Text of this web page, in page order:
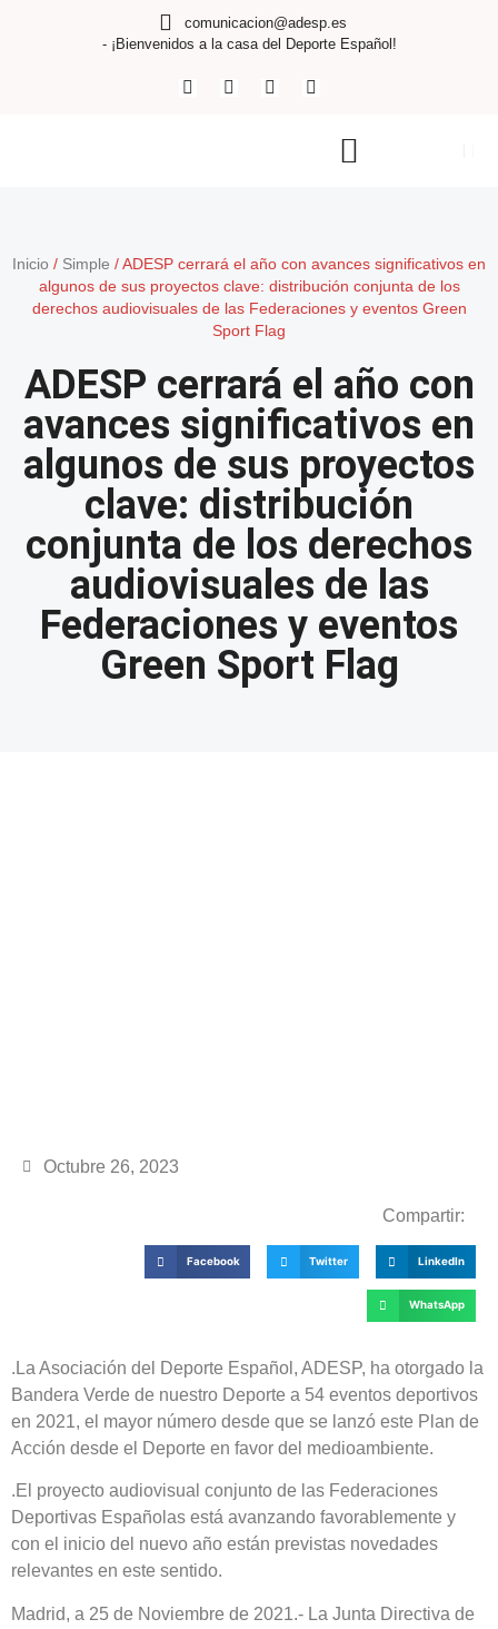
comunicacion@adesp.es
- ¡Bienvenidos a la casa del Deporte Español!
Inicio / Simple / ADESP cerrará el año con avances significativos en
algunos de sus proyectos clave: distribución conjunta de los
derechos audiovisuales de las Federaciones y eventos Green
Sport Flag
ADESP cerrará el año con
avances significativos en
algunos de sus proyectos
clave: distribución
conjunta de los derechos
audiovisuales de las
Federaciones y eventos
Green Sport Flag
Octubre 26, 2023
Compartir:
Facebook Twitter LinkedIn
WhatsApp
.La Asociación del Deporte Español, ADESP, ha otorgado la
Bandera Verde de nuestro Deporte a 54 eventos deportivos
en 2021, el mayor número desde que se lanzó este Plan de
Acción desde el Deporte en favor del medioambiente.
.El proyecto audiovisual conjunto de las Federaciones
Deportivas Españolas está avanzando favorablemente y
con el inicio del nuevo año están previstas novedades
relevantes en este sentido.
Madrid, a 25 de Noviembre de 2021.- La Junta Directiva de